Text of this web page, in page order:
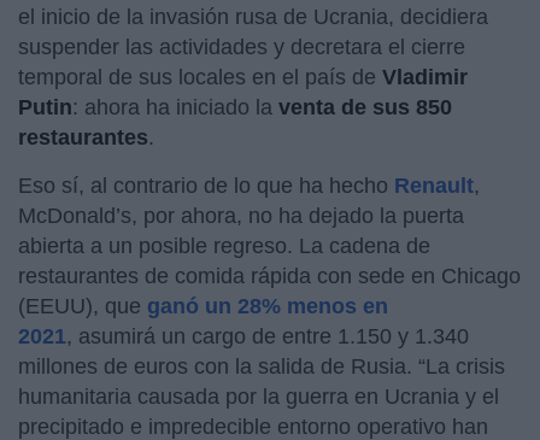
el inicio de la invasión rusa de Ucrania, decidiera
suspender las actividades y decretara el cierre
temporal de sus locales en el país de Vladimir
Putin: ahora ha iniciado la venta de sus 850
restaurantes.
Eso sí, al contrario de lo que ha hecho Renault,
McDonald’s, por ahora, no ha dejado la puerta
abierta a un posible regreso. La cadena de
restaurantes de comida rápida con sede en Chicago
(EEUU), que ganó un 28% menos en
2021, asumirá un cargo de entre 1.150 y 1.340
millones de euros con la salida de Rusia. “La crisis
humanitaria causada por la guerra en Ucrania y el
precipitado e impredecible entorno operativo han